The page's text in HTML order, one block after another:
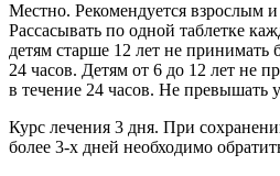
Местно. Рекомендуется взрослым и
Рассасывать по одной таблетке
детям старше 12 лет не принимать
24 часов. Детям от 6 до 12 лет не
в течение 24 часов. Не превышать
Курс лечения 3 дня. При
более 3-х дней необходимо